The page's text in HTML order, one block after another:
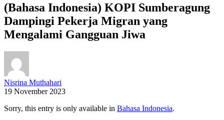
(Bahasa Indonesia) KOPI Sumberagung
Dampingi Pekerja Migran yang
Mengalami Gangguan Jiwa
Nisrina Muthahari
19 November 2023
Sorry, this entry is only available in Bahasa Indonesia.